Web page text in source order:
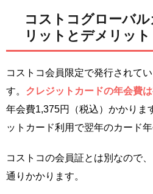
コストコグローバ
リットとデメリット
コストコ会員限定で発行されて
す。 クレジットカードの年会費は
年会費1,375円（税込）かかりま
ットカード利用で翌年のカード
コストコの会員証とは別なので
通りかかります。